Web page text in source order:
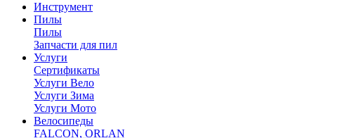
Инструмент
Пилы
Пилы
Запчасти для пил
Услуги
Сертификаты
Услуги Вело
Услуги Зима
Услуги Мото
Велосипеды
FALCON, ORLAN